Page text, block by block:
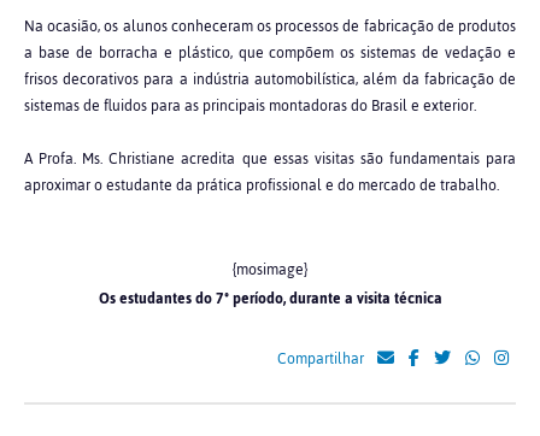
Na ocasião, os alunos conheceram os processos de fabricação de produtos
a base de borracha e plástico, que compõem os sistemas de vedação e
frisos decorativos para a indústria automobilística, além da fabricação de
sistemas de fluidos para as principais montadoras do Brasil e exterior.
A Profa. Ms. Christiane acredita que essas visitas são fundamentais para
aproximar o estudante da prática profissional e do mercado de trabalho.
{mosimage}
Os estudantes do 7º período, durante a visita técnica
Compartilhar